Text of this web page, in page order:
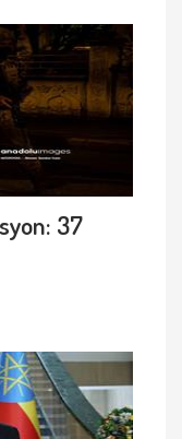
37